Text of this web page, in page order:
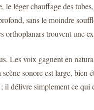
léger chauffage des
sans le moindre
orthoplanars trouvent
Les voix gagnent en
sonore est large, bien
délivre simplement ce qui